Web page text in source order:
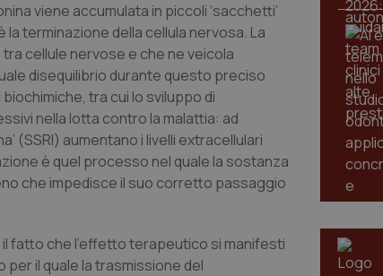
viene accumulata in piccoli ‘sacchetti’
terminazione della cellula nervosa. La
cellule nervose e che ne veicola
disequilibrio durante questo preciso
tra cui lo sviluppo di
nella lotta contro la malattia: ad
(SSRI) aumentano i livelli extracellulari
è quel processo nel quale la sostanza
che impedisce il suo corretto passaggio
il fatto che l’effetto terapeutico si manifesti
il quale la trasmissione del